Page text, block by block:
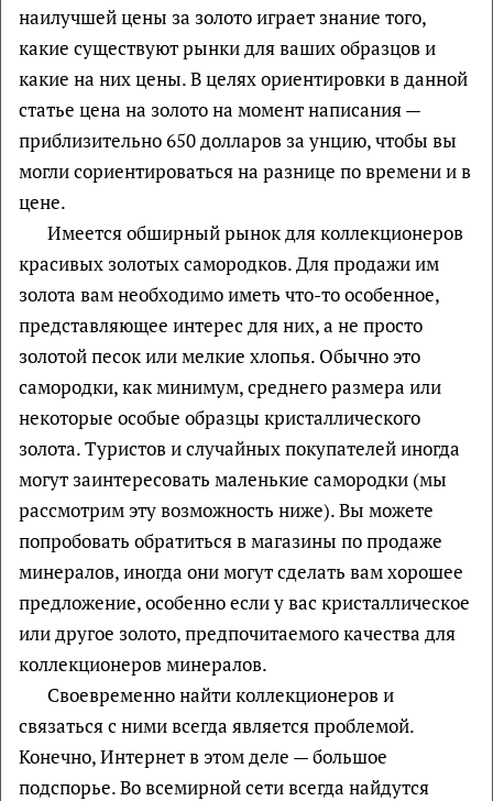
наилучшей цены за золото играет знание того,
какие существуют рынки для ваших образцов и
какие на них цены. В целях ориентировки в данной
статье цена на золото на момент написания —
приблизительно 650 долларов за унцию, чтобы вы
могли сориентироваться на разнице по времени и в
цене.
Имеется обширный рынок для коллекционеров
красивых золотых самородков. Для продажи им
золота вам необходимо иметь что-то особенное,
представляющее интерес для них, а не просто
золотой песок или мелкие хлопья. Обычно это
самородки, как минимум, среднего размера или
некоторые особые образцы кристаллического
золота. Туристов и случайных покупателей иногда
могут заинтересовать маленькие самородки (мы
рассмотрим эту возможность ниже). Вы можете
попробовать обратиться в магазины по продаже
минералов, иногда они могут сделать вам хорошее
предложение, особенно если у вас кристаллическое
или другое золото, предпочитаемого качества для
коллекционеров минералов.
Своевременно найти коллекционеров и
связаться с ними всегда является проблемой.
Конечно, Интернет в этом деле — большое
подспорье. Во всемирной сети всегда найдутся